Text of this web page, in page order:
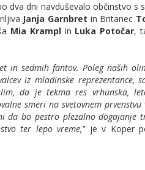
dva dni navduševalo občinstvo s
Janja Garnbret in Britanec
Mia Kramplin Luka Potočar,
in sedmih fantov. Poleg naših
iz mladinske reprezentance,
da je tekma res vrhunska,
smeri na svetovnem prvenstvu
da bo pestro plezalno dogajanje
ter lepo vreme,"je v Koper